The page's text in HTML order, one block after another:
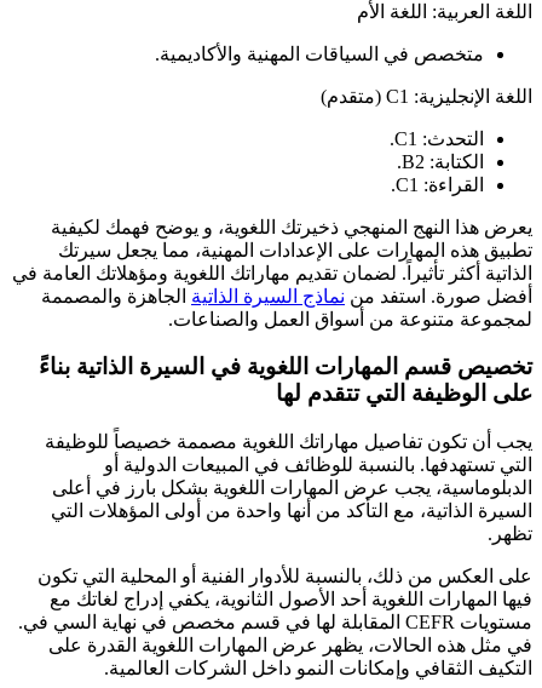
اللغة العربية: اللغة الأم
متخصص في السياقات المهنية والأكاديمية.
اللغة الإنجليزية: C1 (متقدم)
التحدث: C1.
الكتابة: B2.
القراءة: C1.
يعرض هذا النهج المنهجي ذخيرتك اللغوية، و يوضح فهمك لكيفية
تطبيق هذه المهارات على الإعدادات المهنية، مما يجعل سيرتك
الذاتية أكثر تأثيراً. لضمان تقديم مهاراتك اللغوية ومؤهلاتك العامة في
أفضل صورة. استفد من نماذج السيرة الذاتية الجاهزة والمصممة
لمجموعة متنوعة من أسواق العمل والصناعات.
تخصيص قسم المهارات اللغوية في السيرة الذاتية بناءً
على الوظيفة التي تتقدم لها
يجب أن تكون تفاصيل مهاراتك اللغوية مصممة خصيصاً للوظيفة
التي تستهدفها. بالنسبة للوظائف في المبيعات الدولية أو
الدبلوماسية، يجب عرض المهارات اللغوية بشكل بارز في أعلى
السيرة الذاتية، مع التأكد من أنها واحدة من أولى المؤهلات التي
تظهر.
على العكس من ذلك، بالنسبة للأدوار الفنية أو المحلية التي تكون
فيها المهارات اللغوية أحد الأصول الثانوية، يكفي إدراج لغاتك مع
مستويات CEFR المقابلة لها في قسم مخصص في نهاية السي في.
في مثل هذه الحالات، يظهر عرض المهارات اللغوية القدرة على
التكيف الثقافي وإمكانات النمو داخل الشركات العالمية.